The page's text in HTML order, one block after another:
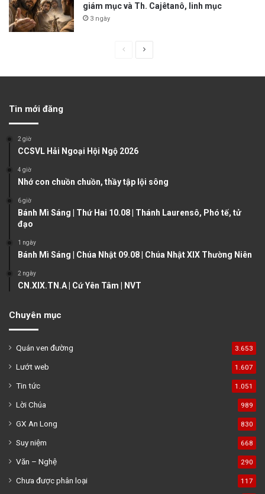
giám mục và Th. Cajêtanô, linh mục
3 ngày
u
p
g
Tin mới đăng
2 giờ
CCSVL Hải Ngoại Hội Ngộ 2026
4 giờ
Nhớ con chuồn chuồn, thầy tập lội sông
6 giờ
Bánh Mì Sáng | Thứ Hai 10.08 | Thánh Laurensô, Phó tế, tử
đạo
1 ngày
Bánh Mì Sáng | Chúa Nhật 09.08 | Chúa Nhật XIX Thường Niên
2 ngày
CN.XIX.TN.A | Cứ Yên Tâm | NVT
Chuyên mục
Quán ven đường 3.653
Lướt web 1.607
Tin tức 1.051
Lời Chúa 989
GX An Long 830
Suy niệm 668
Văn – Nghệ 290
Chưa được phân loại 117